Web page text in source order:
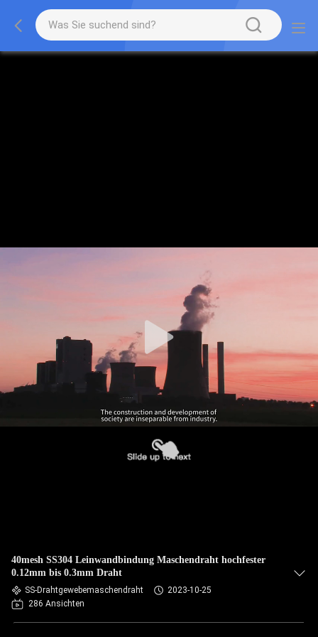
40mesh SS304 Leinwandbindung Maschendraht hochfester
0.12mm bis 0.3mm Draht
SS-Drahtgewebemaschendraht
2023-10-25
286 Ansichten